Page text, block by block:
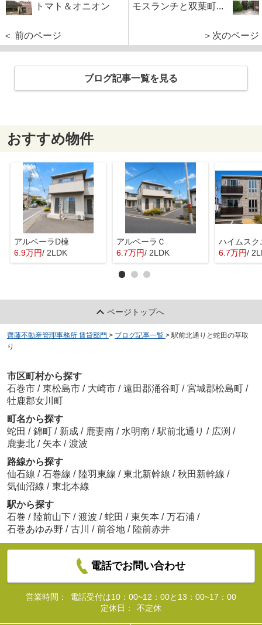
トマト＆オニオン
＜ 前のページ
モスランチと双葉町...
＞次のページ
ブログ記事一覧を見る
おすすめ物件
アルベーラD棟
6.9万円/ 2LDK
アルベーラＣ
6.7万円/ 2LDK 6.7万円/
ページトップへ
齊藤不動産管理事務所 賃貸部門 > ブログ記事一覧 > 駅前北通りと蛇田の草取
り
市区町村から探す
石巻市 / 東松島市 / 大崎市 / 遠田郡涌谷町 / 宮城郡松島町 /
牡鹿郡女川町
町名から探す
蛇田 / 錦町 / 新成 / 鹿妻南 / 水明南 / 駅前北通り / 広渕 /
鹿妻北 / 矢本 / 渡波
路線から探す
仙石線 / 石巻線 / 陸羽東線 / 東北新幹線 / 秋田新幹線 /
気仙沼線 / 東北本線
駅から探す
石巻 / 陸前山下 / 渡波 / 蛇田 / 東矢本 / 万石浦 /
石巻あゆみ野 / 古川 / 前谷地 / 陸前赤井
電話でお問い合わせ
営業時間：
電話受付は10：00~12：00と13：00~17：00
定休日：
不定休